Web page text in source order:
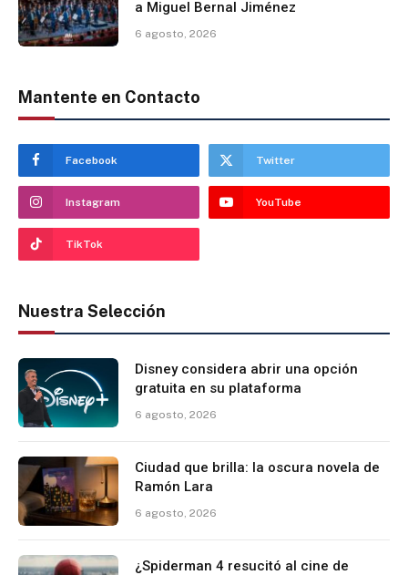
a Miguel Bernal Jiménez
6 agosto, 2026
Mantente en Contacto
Facebook Twitter
Instagram YouTube
TikTok
Nuestra Selección
Disney considera abrir una opción
gratuita en su plataforma
6 agosto, 2026
Ciudad que brilla: la oscura novela de
Ramón Lara
6 agosto, 2026
¿Spiderman 4 resucitó al cine de